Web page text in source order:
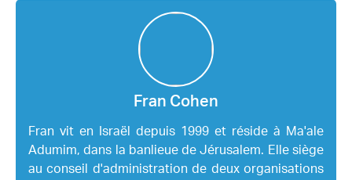
Fran Cohen
Fran vit en Israël depuis 1999 et réside à Ma'ale
Adumim, dans la banlieue de Jérusalem. Elle siège
au conseil d'administration de deux organisations